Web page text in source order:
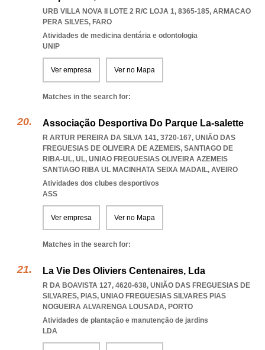
URB VILLA NOVA II LOTE 2 R/C LOJA 1, 8365-185, ARMACAO
PERA SILVES, FARO
Atividades de medicina dentária e odontologia
UNIP
Ver empresa Ver no Mapa
Matches in the search for:
Associação Desportiva Do Parque La-salette
R ARTUR PEREIRA DA SILVA 141, 3720-167, UNIÃO DAS
FREGUESIAS DE OLIVEIRA DE AZEMEIS, SANTIAGO DE
RIBA-UL, UL, UNIAO FREGUESIAS OLIVEIRA AZEMEIS
SANTIAGO RIBA UL MACINHATA SEIXA MADAIL, AVEIRO
Atividades dos clubes desportivos
ASS
Ver empresa Ver no Mapa
Matches in the search for:
La Vie Des Oliviers Centenaires, Lda
R DA BOAVISTA 127, 4620-638, UNIÃO DAS FREGUESIAS DE
SILVARES, PIAS, UNIAO FREGUESIAS SILVARES PIAS
NOGUEIRA ALVARENGA LOUSADA, PORTO
Atividades de plantação e manutenção de jardins
LDA